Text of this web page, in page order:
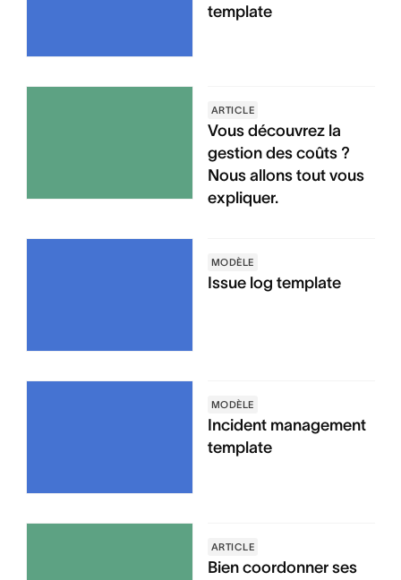
template
ARTICLE
Vous découvrez la
gestion des coûts ?
Nous allons tout vous
expliquer.
MODÈLE
Issue log template
MODÈLE
Incident management
template
ARTICLE
Bien coordonner ses